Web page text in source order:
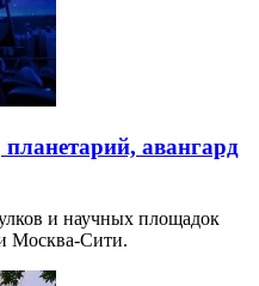
авангард
и научных площадок
Москва-Сити.